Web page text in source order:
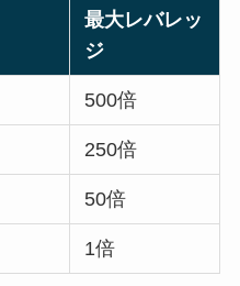
最大レバレッ
ジ
500倍
250倍
50倍
1倍